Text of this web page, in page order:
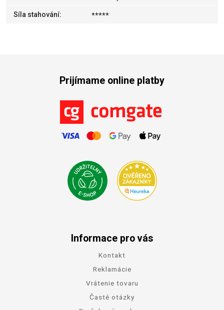
Síla stahování: *****
Prijímame online platby
Informace pro vás
Kontakt
Reklamácie
Vrátenie tovaru
Časté otázky